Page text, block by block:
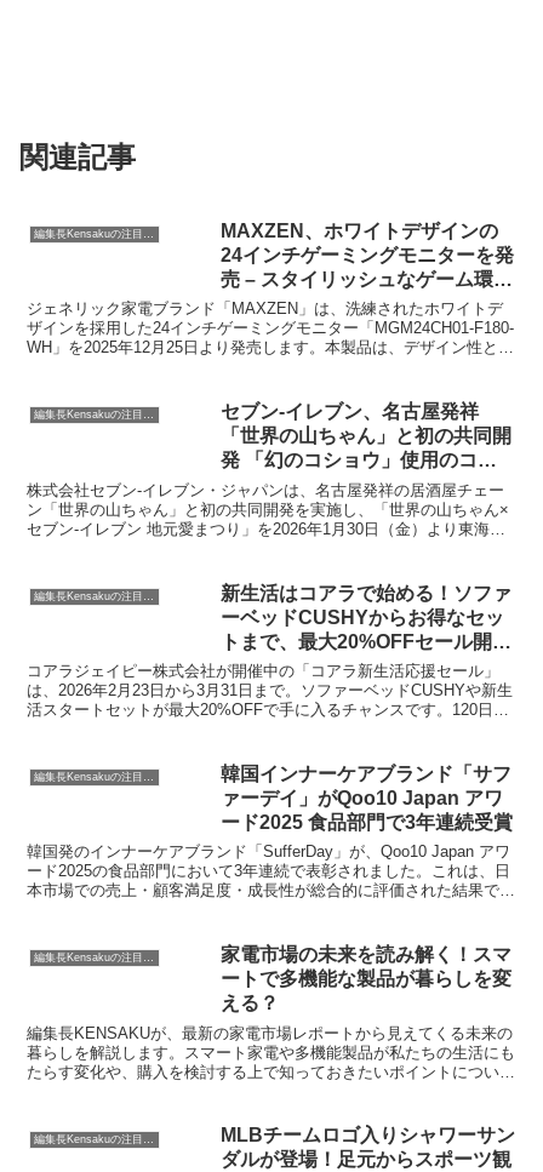
関連記事
編集長Kensakuの注目ネタ
MAXZEN、ホワイトデザインの
24インチゲーミングモニターを発
売 – スタイリッシュなゲーム環境
を実現
ジェネリック家電ブランド「MAXZEN」は、洗練されたホワイトデ
ザインを採用した24インチゲーミングモニター「MGM24CH01-F180-
WH」を2025年12月25日より発売します。本製品は、デザイン性と機
編集長Kensakuの注目ネタ
セブン‐イレブン、名古屋発祥
「世界の山ちゃん」と初の共同開
発 「幻のコショウ」使用のコラ
ボ商品9品を東海エリアで展開
株式会社セブン‐イレブン・ジャパンは、名古屋発祥の居酒屋チェー
ン「世界の山ちゃん」と初の共同開発を実施し、「世界の山ちゃん×
セブン‐イレブン 地元愛まつり」を2026年1月30日（金）より東海エ
のコショウ」を使用したおむすび、惣菜、揚げものなど計9品が提供
されます。
新生活はコアラで始める！ソファ
ーベッドCUSHYからお得なセッ
トまで、最大20%OFFセール開催
中
コアラジェイピー株式会社が開催中の「コアラ新生活応援セール」
は、2026年2月23日から3月31日まで。ソファーベッドCUSHYや新生
活スタートセットが最大20%OFFで手に入るチャンスです。120日間
編集長Kensakuの注目ネタ
韓国インナーケアブランド「サフ
ァーデイ」がQoo10 Japan アワ
ード2025 食品部門で3年連続受賞
韓国発のインナーケアブランド「SufferDay」が、Qoo10 Japan アワ
ード2025の食品部門において3年連続で表彰されました。これは、日
本市場での売上・顧客満足度・成長性が総合的に評価された結果で
編集長Kensakuの注目ネタ
家電市場の未来を読み解く！スマ
ートで多機能な製品が暮らしを変
える？
編集長KENSAKUが、最新の家電市場レポートから見えてくる未来の
暮らしを解説します。スマート家電や多機能製品が私たちの生活にも
たらす変化や、購入を検討する上で知っておきたいポイントについ
MLBチームロゴ入りシャワーサン
ダルが登場！足元からスポーツ観